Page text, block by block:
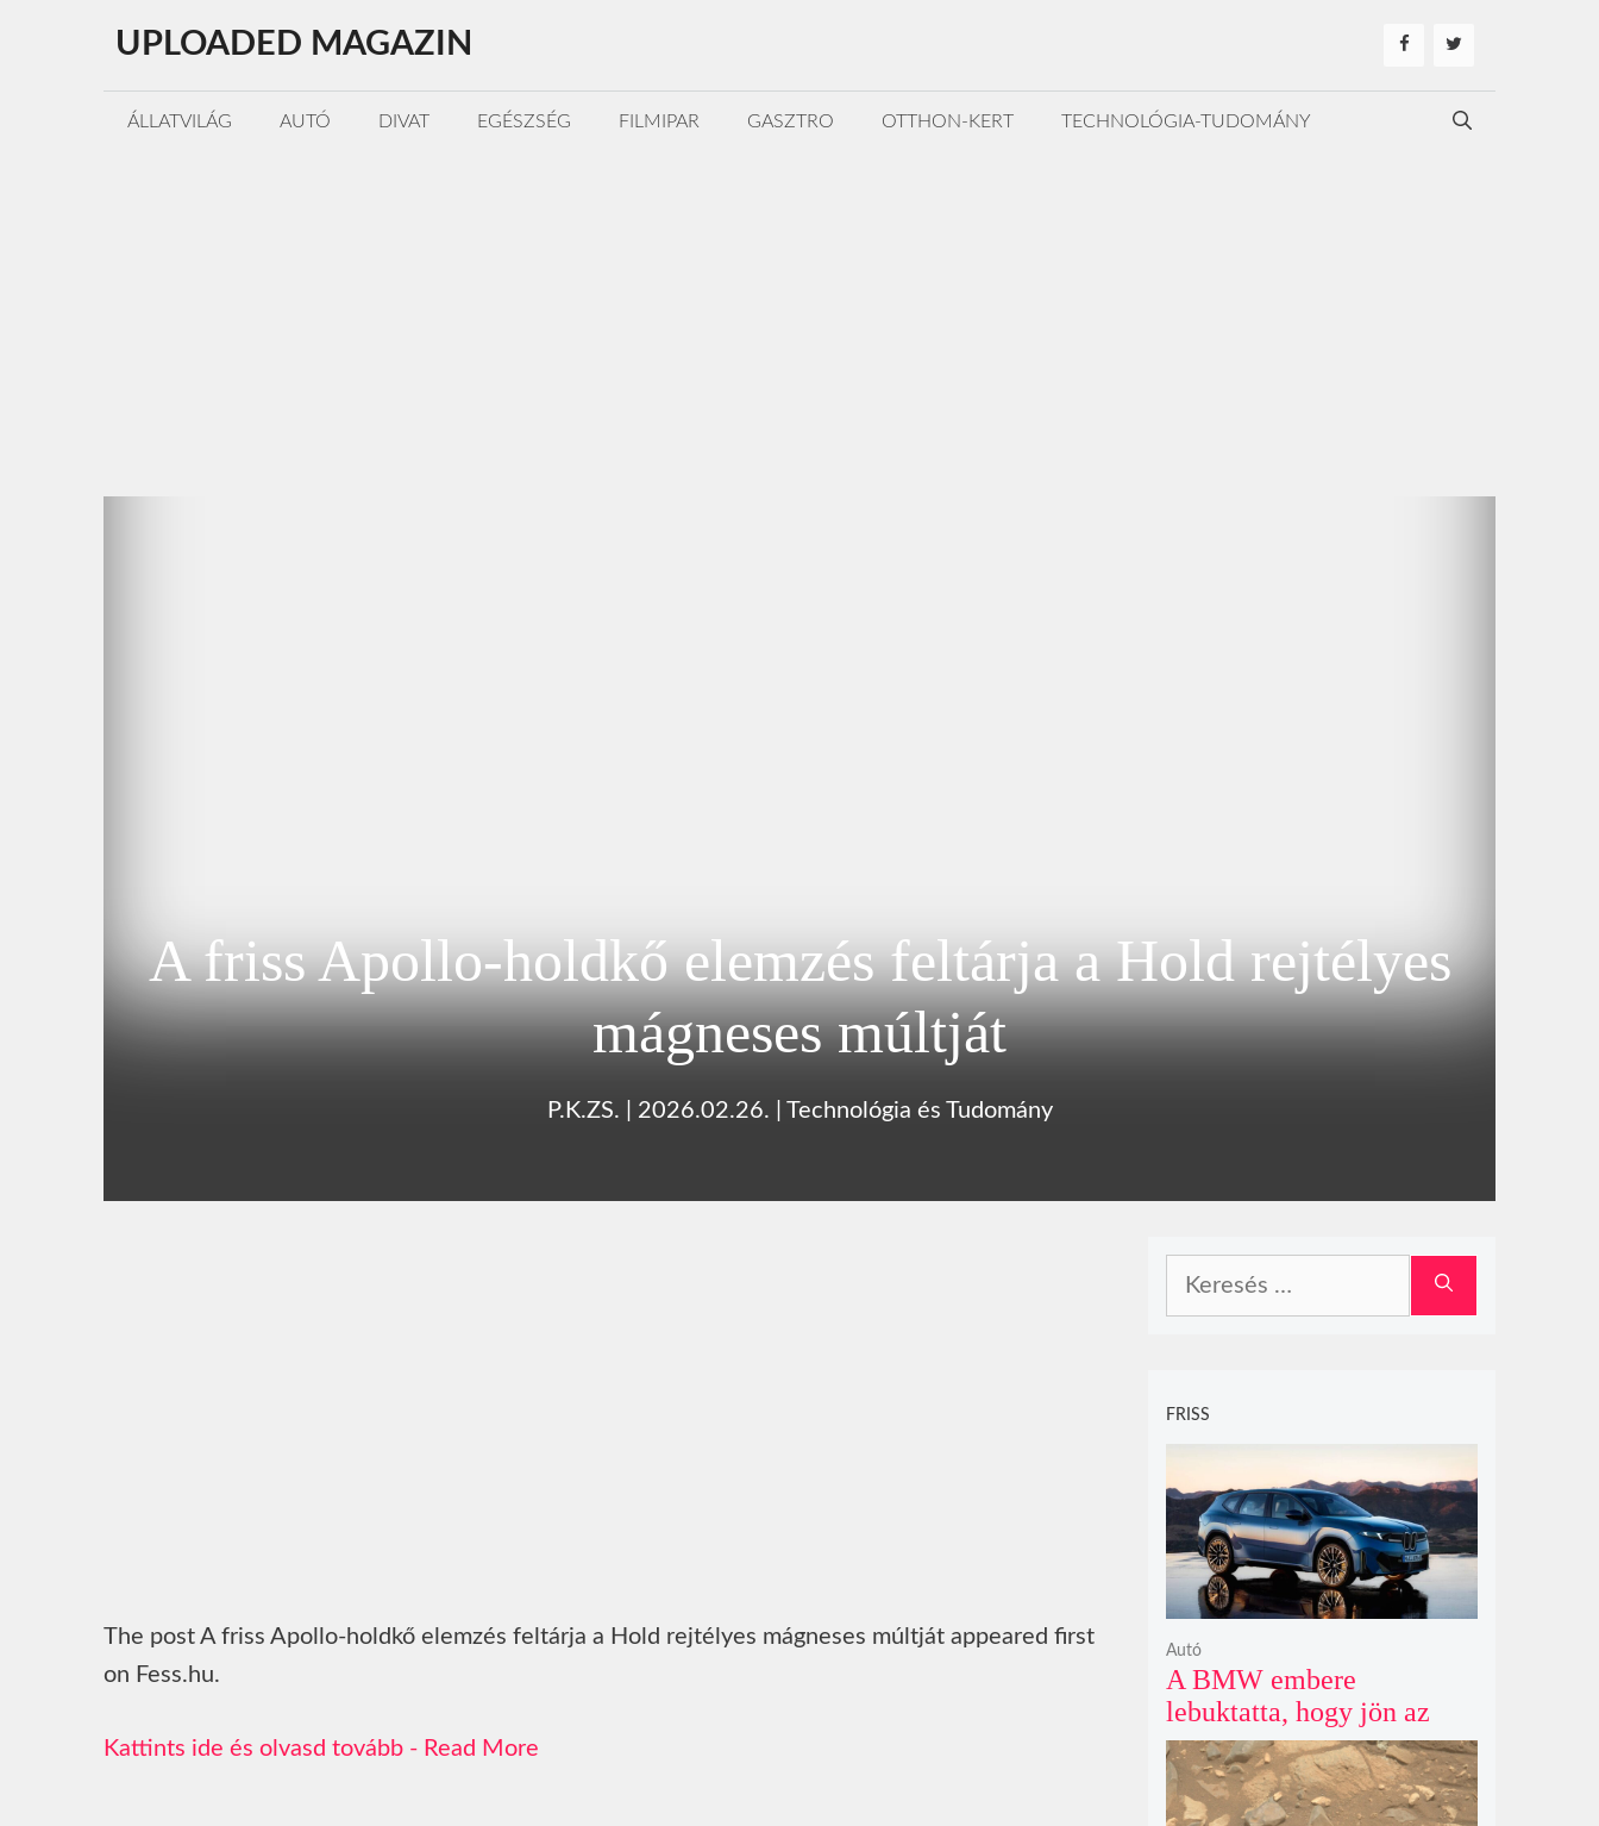
tartalomba
UPLOADED MAGAZIN
ÁLLATVILÁG AUTÓ DIVAT EGÉSZSÉG FILMIPAR GASZTRO OTTHON-KERT TECHNOLÓGIA-TUDOMÁNY
A friss Apollo-holdkő elemzés feltárja a Hold rejtélyes
mágneses múltját
P.K.ZS. 2026.02.26. Technológia és Tudomány
The post A friss Apollo-holdkő elemzés feltárja a Hold rejtélyes mágneses múltját appeared first
on Fess.hu.
Read More
FRISS
A BMW embere
lebuktatta, hogy jön az
500+ lóerős iX3, az 50
xDrive meg csak
középkategória
Autó